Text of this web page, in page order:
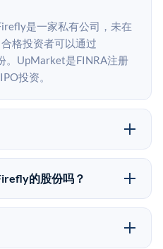
是一家私有公司，未在
格投资者可以通过
。UpMarket是FINRA注册
投资。
是一家私有公司。最近的
。 二级市场上的Pre-IPO
的股份吗？
写本页表单或在
对Firefly股份的投资意向。